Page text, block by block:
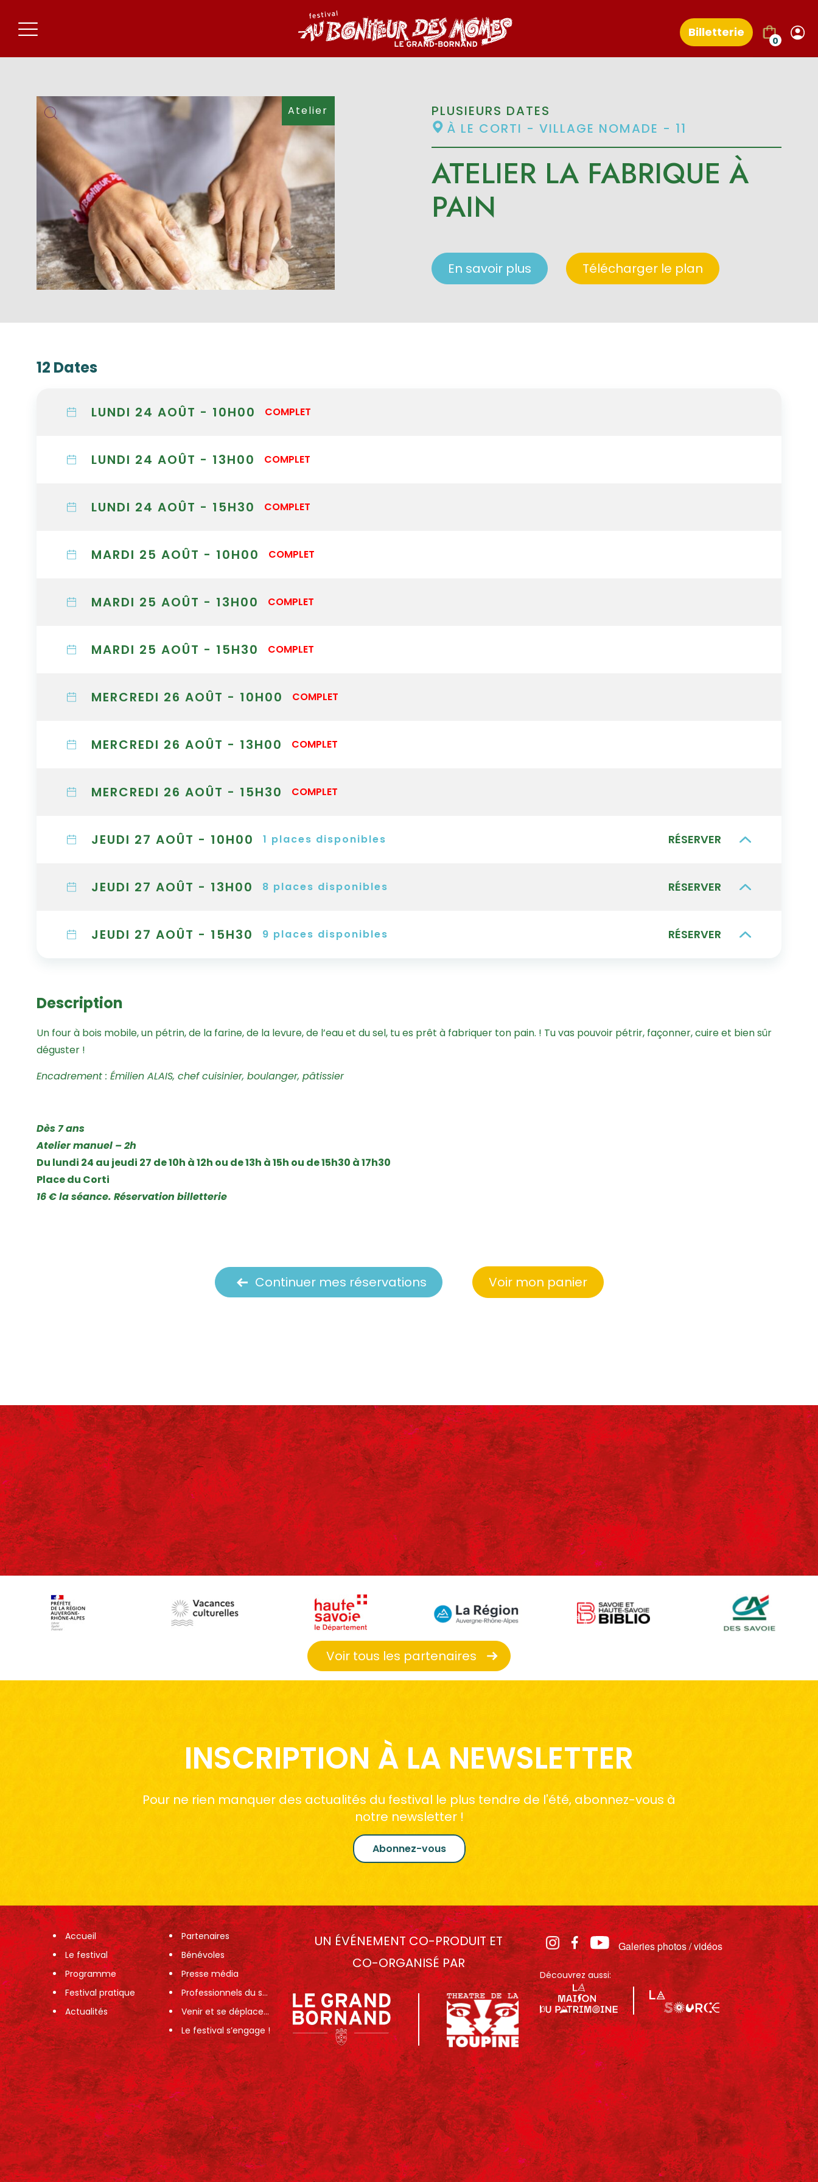
Billetterie
0
Atelier
PLUSIEURS DATES
À LE CORTI - VILLAGE NOMADE - 11
ATELIER LA FABRIQUE À
PAIN
Télécharger le plan
En savoir plus
12 Dates
LUNDI 24 AOÛT - 10H00 COMPLET
LUNDI 24 AOÛT - 13H00 COMPLET
LUNDI 24 AOÛT - 15H30 COMPLET
MARDI 25 AOÛT - 10H00 COMPLET
MARDI 25 AOÛT - 13H00 COMPLET
MARDI 25 AOÛT - 15H30 COMPLET
MERCREDI 26 AOÛT - 10H00 COMPLET
MERCREDI 26 AOÛT - 13H00 COMPLET
MERCREDI 26 AOÛT - 15H30 COMPLET
JEUDI 27 AOÛT - 10H00 1 places disponibles RÉSERVER
JEUDI 27 AOÛT - 13H00 8 places disponibles RÉSERVER
JEUDI 27 AOÛT - 15H30 9 places disponibles RÉSERVER
Description
Un four à bois mobile, un pétrin, de la farine, de la levure, de l’eau et du sel, tu es prêt à fabriquer ton pain. ! Tu vas pouvoir pétrir, façonner, cuire et bien sûr
déguster !
Encadrement : Émilien ALAIS, chef cuisinier, boulanger, pâtissier
Dès 7 ans
Atelier manuel – 2h
Du lundi 24 au jeudi 27 de 10h à 12h ou de 13h à 15h ou de 15h30 à 17h30
Place du Corti
16 € la séance. Réservation billetterie
Continuer mes réservations Voir mon panier
Voir tous les partenaires
INSCRIPTION À LA NEWSLETTER
Pour ne rien manquer des actualités du festival le plus tendre de l'été, abonnez-vous à
notre newsletter !
Abonnez-vous
Accueil
Le festival
Programme
Festival pratique
Actualités
Partenaires
Bénévoles
Presse média
Professionnels du spectacle
Venir et se déplacer sur le festival
Le festival s’engage !
UN ÉVÉNEMENT CO-PRODUIT ET
CO-ORGANISÉ PAR
Galeries photos / vidéos
Découvrez aussi: